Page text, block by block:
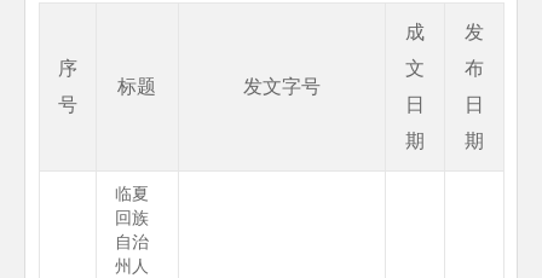
序
号
标题 发文字号
成
文
日
期
发
布
日
期
临夏
回族
自治
州人